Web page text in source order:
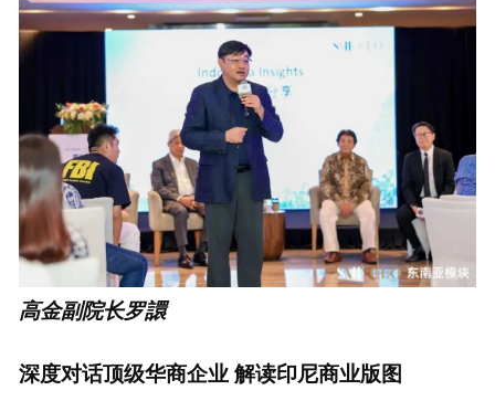
高金副院长罗譞
深度对话顶级华商企业 解读印尼商业版图